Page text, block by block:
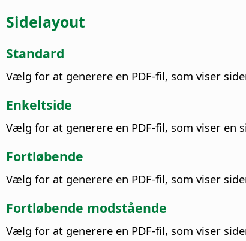
Sidelayout
Standard
Vælg for at generere en PDF-fil, som viser
Enkeltside
Vælg for at generere en PDF-fil, som viser en
Fortløbende
Vælg for at generere en PDF-fil, som viser
Fortløbende modstående
Vælg for at generere en PDF-fil, som viser